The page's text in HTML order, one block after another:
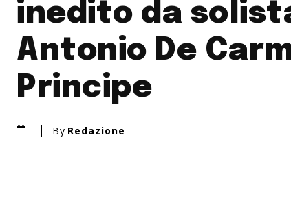
inedito da
Antonio De
Principe
By Redazione